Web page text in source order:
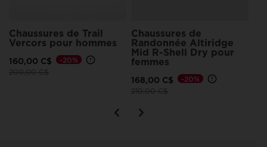
Chaussures de Trail
Vercors pour hommes
160,00 C$
Prix réduit de
200,00 C$à
-20%
Chaussures de
Randonnée Altiridge
Mid R-Shell Dry pour
femmes
168,00 C$
Prix réduit de
210,00 C$à
-20%